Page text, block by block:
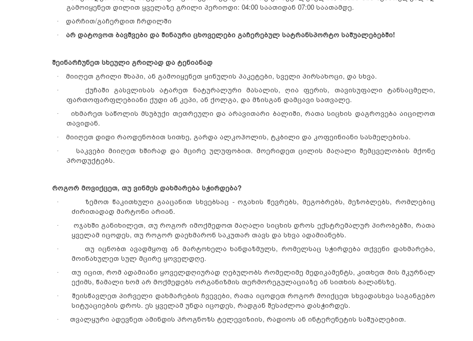
გამოიყენეთ დილით ყველაზე გრილი პერიოდი: 04:00 საათიდან 07:00 საათამდე.
· დარჩით/გაჩერდით ჩრდილში
· არ დატოვოთ ბავშვები და შინაური ცხოველები გაჩერებულ სატრანსპორტო საშუალებებში!
შეინარჩუნეთ სხეული გრილად და ტენიანად
· მიიღეთ გრილი შხაპი, ან გამოიყენეთ ყინულის პაკეტები, სველი პირსახოცი, და სხვა.
·
ქუჩაში გასვლისას ატარეთ ნატურალური მასალის, ღია ფერის, თავისუფალი ტანსაცმელი,
ფართოფარფლებიანი ქუდი ან კეპი, ან ქოლგა, და მზისგან დამცავი სათვალე.
·
იხმარეთ საწოლის მსუბუქი თეთრეული და არავითარი ბალიში, რათა სიცხის დაგროვება აიცილოთ
თავიდან.
· მიიღეთ დიდი რაოდენობით სითხე, გარდა ალკოჰოლის, ტკბილი და კოფეინიანი სასმელებისა.
·
საკვები მიიღეთ ხშირად და მცირე ულუფობით. მოერიდეთ ცილის მაღალი შემცველობის მქონე
პროდუქტებს.
როგორ მოვიქცეთ, თუ ვინმეს დახმარება სჭირდება?
·
ზემოთ წაკითხული გააცანით სხვებსაც - ოჯახის წევრებს, მეგობრებს, მეზობლებს, რომლებიც
ძირითადად მარტონი არიან.
·
ოჯახში განიხილეთ, თუ როგორ იმოქმედოთ მაღალი სიცხის დროს ექსტრემალურ პირობებში, რათა
ყველამ იცოდეს, თუ როგორ დაეხმარონ საკუთარ თავს და სხვა ადამიანებს.
·
თუ იცნობთ ავადმყოფ ან მარტოხელა ხანდაზმულს, რომელსაც სჭირდება თქვენი დახმარება,
მოინახულეთ სულ მცირე ყოველდღე.
·
თუ იცით, რომ ადამიანი ყოველდღიურად ღებულობს რომელიმე მედიკამენტს, კითხეთ მის მკურნალ
ექიმს, წამალი ხომ არ მოქმედებს ორგანიზმის თერმორეგულაციაზე ან სითხის ბალანსზე.
·
შეისწავლეთ პირველი დახმარების ჩვევები, რათა იცოდეთ როგორ მოიქცეთ სხვადასხვა საგანგებო
სიტუაციების დროს. ეს ყველამ უნდა იცოდეს, რადგან შესაძლოა დასჭირდეს.
· თვალყური ადევნეთ ამინდის პროგნოზს ტელევიზიის, რადიოს ან ინტერენეტის საშუალებით.